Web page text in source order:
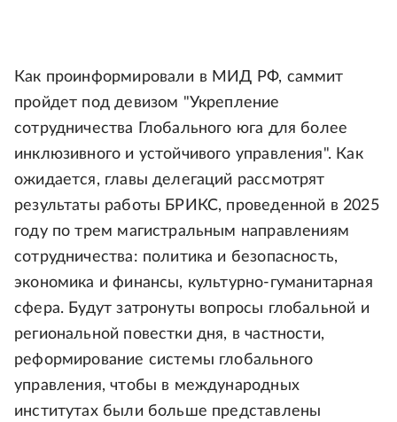
Как проинформировали в МИД РФ, саммит
пройдет под девизом "Укрепление
сотрудничества Глобального юга для более
инклюзивного и устойчивого управления". Как
ожидается, главы делегаций рассмотрят
результаты работы БРИКС, проведенной в 2025
году по трем магистральным направлениям
сотрудничества: политика и безопасность,
экономика и финансы, культурно-гуманитарная
сфера. Будут затронуты вопросы глобальной и
региональной повестки дня, в частности,
реформирование системы глобального
управления, чтобы в международных
институтах были больше представлены